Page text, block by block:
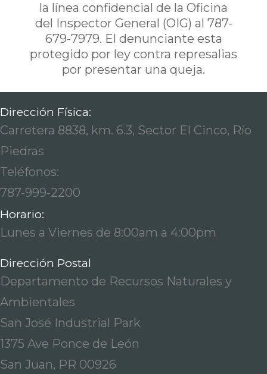
la línea confidencial de la Oficina
del Inspector General (OIG) al 787-
679-7979. El denunciante esta
protegido por ley contra represalias
por presentar una queja.
Dirección Física:
Carretera 8838, km. 6.3, Sector El Cinco, Río
Piedras
Teléfonos:
787-999-2200
Horario:
Lunes a Viernes de 8:00am a 4:00pm
Dirección Postal
Departamento de Recursos Naturales y
Ambientales
San José Industrial Park
1375 Ave Ponce de León
San Juan, PR 00926